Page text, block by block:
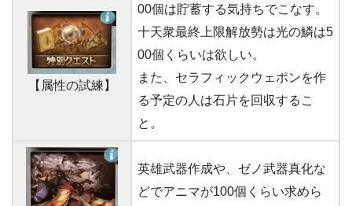
【属性の試練】
00個は貯蓄する気持ちでこなす。
十天衆最終上限解放勢は光の鱗は5
00個くらいは欲しい。
また、セラフィックウェポンを作
る予定の人は石片を回収するこ
と。
英雄武器作成や、ゼノ武器真化な
どでアニマが100個くらい求めら